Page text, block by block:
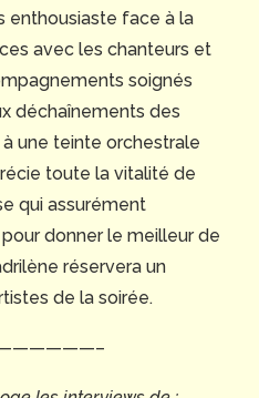
enthousiaste face à la
avec les chanteurs et
soignés
déchaînements des
une teinte orchestrale
toute la vitalité de
qui assurément
donner le meilleur de
réservera un
de la soirée.